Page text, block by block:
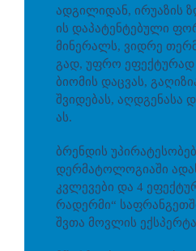
ად­გი­ლი­დან, ირუ­ა­ზის
ის და­პა­ტენ­ტე­ბუ­ლი
მი­ნე­რალს, ვიდ­რე
გად, უფრო ეფექ­ტუ­რად
ბი­ო­მის დაც­ვას,
შვი­დე­ბას, აღ­დგე­ნასა
ას.
ბრენდის
დერ­მა­ტო­ლო­გი­ა­ში
კვლე­ვე­ბი და 4
რა­დერ­მი“
შვთა მოვ­ლის